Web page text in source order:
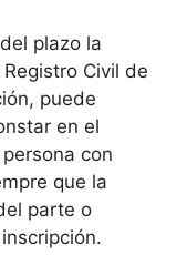
plazo la
Civil de
puede
en el
con
que la
parte o